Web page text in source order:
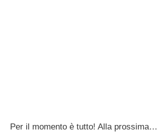
Per il momento è tutto! Alla prossima…